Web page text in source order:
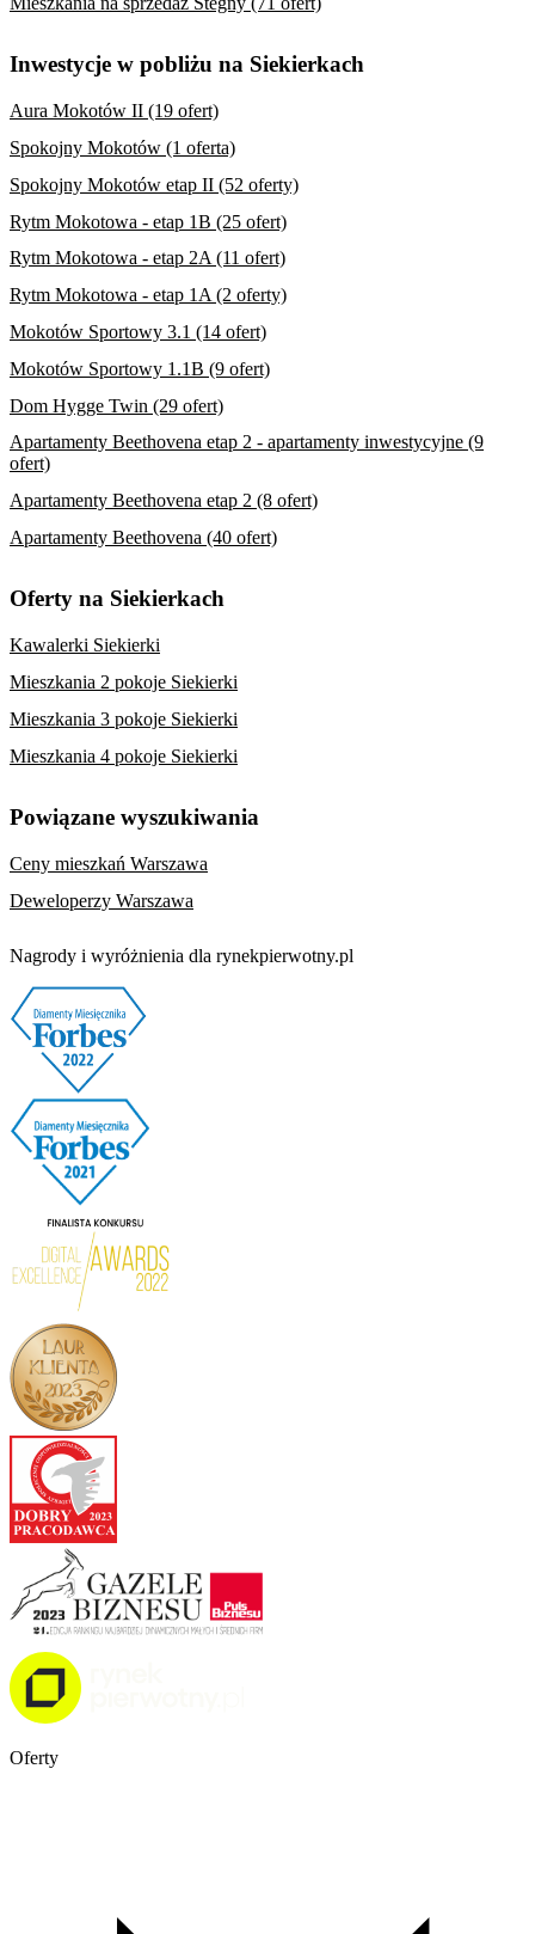
Inwestycje w pobliżu na Siekierkach
Aura Mokotów II (19 ofert)
Spokojny Mokotów (1 oferta)
Spokojny Mokotów etap II (52 oferty)
Rytm Mokotowa - etap 1B (25 ofert)
Rytm Mokotowa - etap 2A (11 ofert)
Rytm Mokotowa - etap 1A (2 oferty)
Mokotów Sportowy 3.1 (14 ofert)
Mokotów Sportowy 1.1B (9 ofert)
Dom Hygge Twin (29 ofert)
Apartamenty Beethovena etap 2 - apartamenty inwestycyjne (9
ofert)
Apartamenty Beethovena etap 2 (8 ofert)
Apartamenty Beethovena (40 ofert)
Oferty na Siekierkach
Kawalerki Siekierki
Mieszkania 2 pokoje Siekierki
Mieszkania 3 pokoje Siekierki
Mieszkania 4 pokoje Siekierki
Powiązane wyszukiwania
Ceny mieszkań Warszawa
Deweloperzy Warszawa
Nagrody i wyróżnienia dla rynekpierwotny.pl
Oferty